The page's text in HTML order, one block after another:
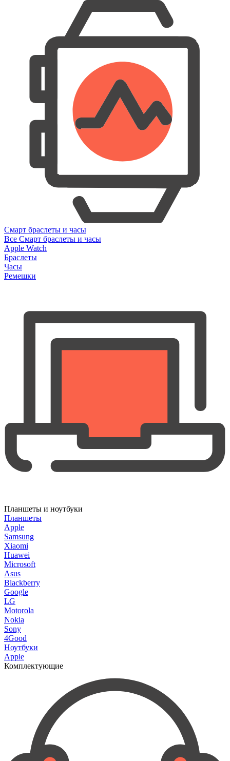
Смарт браслеты и часы
Все Смарт браслеты и часы
Apple Watch
Браслеты
Часы
Ремешки
Планшеты и ноутбуки
Планшеты
Apple
Samsung
Xiaomi
Huawei
Microsoft
Asus
Blackberry
Google
LG
Motorola
Nokia
Sony
4Good
Ноутбуки
Apple
Комплектующие